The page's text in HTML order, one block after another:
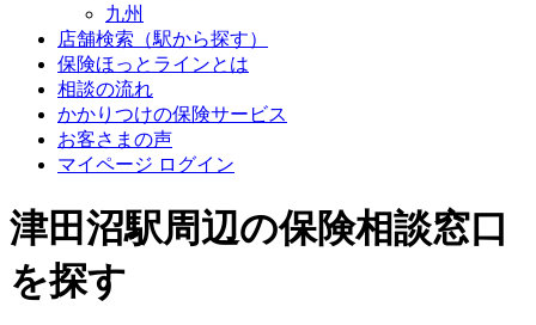
九州
店舗検索（駅から探す）
保険ほっとラインとは
相談の流れ
かかりつけの保険サービス
お客さまの声
マイページ ログイン
津田沼駅周辺の保険相談窓口
を探す